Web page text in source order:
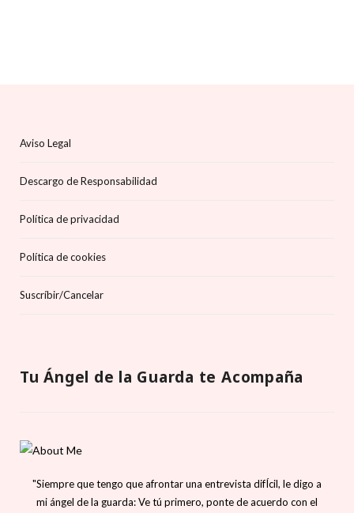
Aviso Legal
Descargo de Responsabilidad
Política de privacidad
Política de cookies
Suscríbir/Cancelar
Tu Ángel de la Guarda te Acompaña
"Siempre que tengo que afrontar una entrevista difÍcil, le digo a
mi ángel de la guarda: Ve tú primero, ponte de acuerdo con el